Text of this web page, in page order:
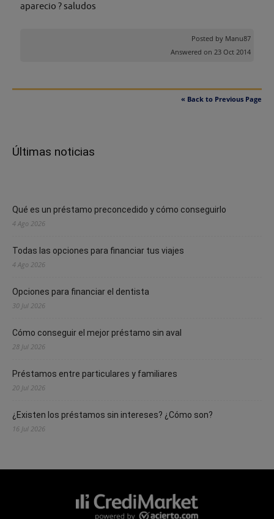
aparecio ? saludos
Posted by Manu87
Answered on 23 Oct 2014
« Back to Previous Page
Últimas noticias
Qué es un préstamo preconcedido y cómo conseguirlo
4 Ago 2026
Todas las opciones para financiar tus viajes
4 Ago 2026
Opciones para financiar el dentista
30 Jul 2026
Cómo conseguir el mejor préstamo sin aval
28 Jul 2026
Préstamos entre particulares y familiares
20 Jul 2026
¿Existen los préstamos sin intereses? ¿Cómo son?
16 Jul 2026